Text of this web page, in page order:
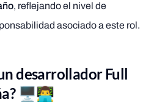
, reflejando el nivel de
asociado a este rol.
desarrollador Full
🖥️👨‍💻